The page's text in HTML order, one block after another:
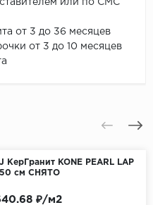
или по СМС
от 3 до 36 месяцев
от 3 до 10 месяцев
КерГранит KONE PEARL LAP
см СНЯТО
₽/м2